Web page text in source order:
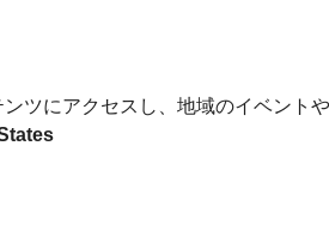
ツにアクセスし、地域のイベント